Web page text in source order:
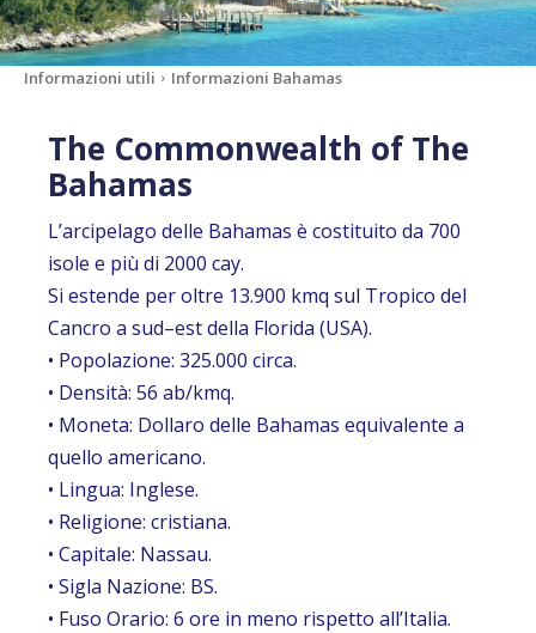
Informazioni utili Informazioni Bahamas
The Commonwealth of The
Bahamas
L’arcipelago delle Bahamas è costituito da 700
isole e più di 2000 cay.
Si estende per oltre 13.900 kmq sul Tropico del
Cancro a sud–est della Florida (USA).
• Popolazione: 325.000 circa.
• Densità: 56 ab/kmq.
• Moneta: Dollaro delle Bahamas equivalente a
quello americano.
• Lingua: Inglese.
• Religione: cristiana.
• Capitale: Nassau.
• Sigla Nazione: BS.
• Fuso Orario: 6 ore in meno rispetto all’Italia.